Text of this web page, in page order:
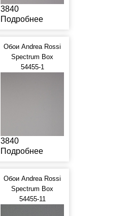
3840
Подробнее
Обои Andrea Rossi
Spectrum Box
54455-1
3840
Подробнее
Обои Andrea Rossi
Spectrum Box
54455-11